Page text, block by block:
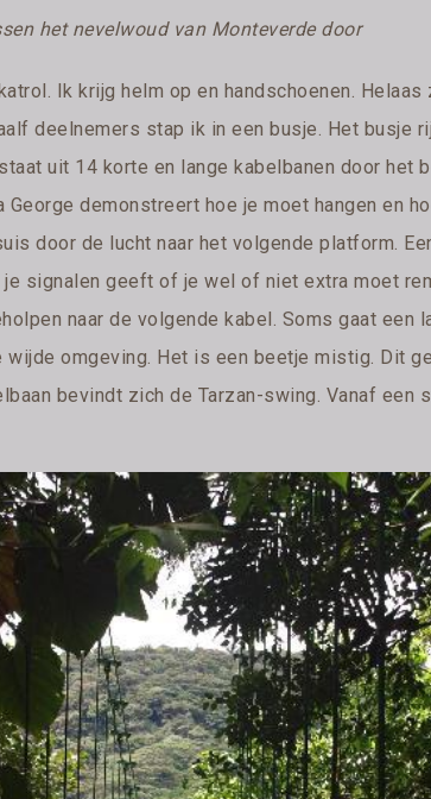
het nevelwoud van Monteverde door
Ik krijg helm op en handschoenen. Helaas
deelnemers stap ik in een busje. Het busje
uit 14 korte en lange kabelbanen door het
demonstreert hoe je moet hangen en
door de lucht naar het volgende platform.
signalen geeft of je wel of niet extra moet
naar de volgende kabel. Soms gaat een
omgeving. Het is een beetje mistig. Dit
bevindt zich de Tarzan-swing. Vanaf een